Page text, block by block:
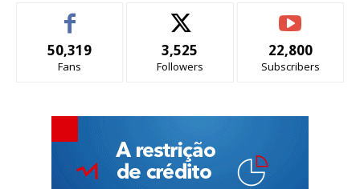
50,319
Fans
3,525
Followers
22,800
Subscribers